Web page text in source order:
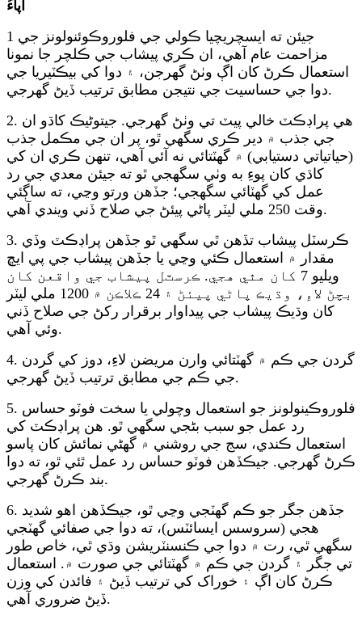
اپاءُ
1 جيئن ته ايسچريچيا ڪولي جي فلوروڪوئنولونز جي
مزاحمت عام آهي، ان ڪري پيشاب جي ڪلچر جا نمونا
استعمال ڪرڻ کان اڳ وٺڻ گهرجن، ۽ دوا کي بيڪٽيريا جي
دوا جي حساسيت جي نتيجن مطابق ترتيب ڏيڻ گهرجي.
2. هي پراڊڪٽ خالي پيٽ تي وٺڻ گهرجي. جيتوڻيڪ کاڌو ان
جي جذب ۾ دير ڪري سگهي ٿو، پر ان جي مڪمل جذب
(حياتياتي دستيابي) ۾ گهٽتائي نه آئي آهي، تنهن ڪري ان کي
کاڌي کان پوءِ به وٺي سگهجي ٿو ته جيئن معدي جي رد
عمل کي گهٽائي سگهجي؛ جڏهن ورتو وڃي، ته ساڳئي
وقت 250 ملي ليٽر پاڻي پيئڻ جي صلاح ڏني ويندي آهي.
3. ڪرسٽل پيشاب تڏهن ٿي سگهي ٿو جڏهن پراڊڪٽ وڏي
مقدار ۾ استعمال ڪئي وڃي يا جڏهن پيشاب جي پي ايڇ
ويليو 7 کان مٿي هجي. ڪرسٽل پيشاب جي واقعن کان
بچڻ لاءِ، وڌيڪ پاڻي پيئڻ ۽ 24 ڪلاڪن ۾ 1200 ملي ليٽر
کان وڌيڪ پيشاب جي پيداوار برقرار رکڻ جي صلاح ڏني
وئي آهي.
4. گردن جي ڪم ۾ گهٽتائي وارن مريضن لاءِ، دوز کي گردن
جي ڪم جي مطابق ترتيب ڏيڻ گهرجي.
5. فلوروڪينولونز جو استعمال وچولي يا سخت فوٽو حساس
رد عمل جو سبب بڻجي سگهي ٿو. هن پراڊڪٽ کي
استعمال ڪندي، سج جي روشني ۾ گهڻي نمائش کان پاسو
ڪرڻ گهرجي. جيڪڏهن فوٽو حساس رد عمل ٿئي ٿو، ته دوا
بند ڪرڻ گهرجي.
6. جڏهن جگر جو ڪم گهٽجي وڃي ٿو، جيڪڏهن اهو شديد
هجي (سروسس ايسائٽس)، ته دوا جي صفائي گهٽجي
سگهي ٿي، رت ۾ دوا جي ڪنسنٽريشن وڌي ٿي، خاص طور
تي جگر ۽ گردن جي ڪم ۾ گهٽتائي جي صورت ۾. استعمال
ڪرڻ کان اڳ ۽ خوراک کي ترتيب ڏيڻ ۽ فائدن کي وزن
ڏيڻ ضروري آهي.